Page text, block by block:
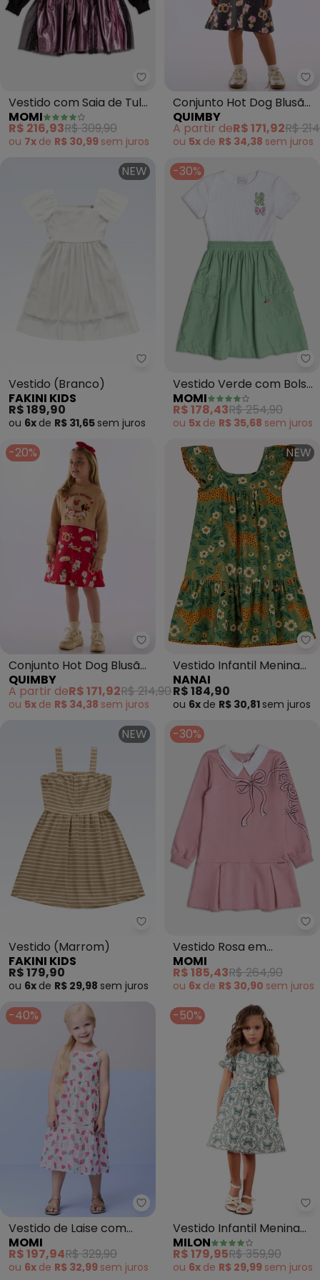
Momi - Vestido com Saia de
Vestido com Saia de Tule
(Preto)
MOMI
R$ 216,93R$ 309,90
ou 7x de R$ 30,99 sem juros
Conjunto Hot Dog Blusão
e Vestido Rosa
QUIMBY
A partir deR$ 171,92R$
ou 5x de R$ 34,38 sem juros
NEW
Fakini Kids - Vestido (Branco)
Vestido (Branco)
FAKINI KIDS
R$ 189,90
ou 6x de R$ 31,65 sem juros
-30%
Vestido Verde com Bolso
Cargo (Branco)
MOMI
R$ 178,43R$ 254,90
ou 5x de R$ 35,68 sem juros
-20%
Quimby - Conjunto Hot Dog
Conjunto Hot Dog Blusão
e Vestido Marrom
QUIMBY
A partir deR$ 171,92R$ 214,90
ou 5x de R$ 34,38 sem juros
NEW
Vestido Infantil Menina
em Algodão (Verde)
NANAI
R$ 184,90
ou 6x de R$ 30,81 sem juros
NEW
Fakini Kids - Vestido (Marrom)
Vestido (Marrom)
FAKINI KIDS
R$ 179,90
ou 6x de R$ 29,98 sem juros
-30%
Vestido Rosa em
Moletom com Golinha
(Rosa)
MOMI
R$ 185,43R$ 264,90
ou 6x de R$ 30,90 sem juros
-40%
Momi - Vestido de Laise com
Vestido de Laise com
Morangos (Branco)
MOMI
R$ 197,94R$ 329,90
ou 6x de R$ 32,99 sem juros
-50%
Vestido Infantil Menina
Borboleta (Off White)
MILON
R$ 179,95R$ 359,90
ou 6x de R$ 29,99 sem juros